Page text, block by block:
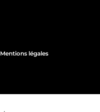
Mentions légales